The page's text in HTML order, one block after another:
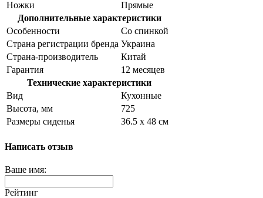
Ножки
Прямые
Дополнительные характеристики
Особенности
Со спинкой
Страна регистрации бренда Украина
Страна-производитель
Китай
Гарантия
12 месяцев
Технические характеристики
Вид
Кухонные
Высота, мм
725
Размеры сиденья
36.5 х 48 см
Написать отзыв
Ваше имя:
Рейтинг